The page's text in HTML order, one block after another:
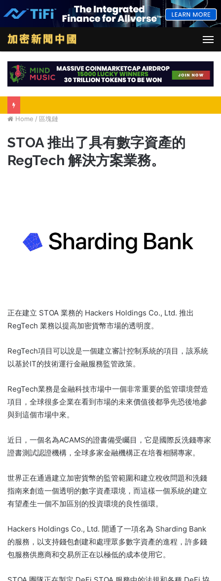
Home / 區塊鏈
STOA 推出了具有數字資產的
RegTech 解決方案業務。
正在建立 STOA 業務的 Hackers Holdings Co., Ltd. 推出
RegTech 業務以提高加密貨幣市場的透明度。
RegTech項目可以說是一個建立審計控制系統的項目，該系統
以基於IT的技術運行金融服務監管政策。
RegTech業務是金融科技市場中一個非常重要的監管環境營造
項目，全球很多企業在看到市場的未來價值後都爭先恐後地參
與到這個市場中來。
近日，一個名為ACAMS的證書備受矚目，它是國際反洗錢專家
證書測試認證機構，全球多家金融機構正在培養相關專家。
世界正在通過建立加密貨幣的監管範圍和建立稅收問題和洗錢
指南來創造一個透明的數字資產環境，而這樣一個系統的建立
有望產生一個不加區別的投資環境的良性循環。
Hackers Holdings Co., Ltd. 開通了一項名為 Sharding Bank
的服務，以支持錢包創建和處理眾多數字資產的進程，許多錢
包服務供應商和交易所正在以極低的成本使用它。